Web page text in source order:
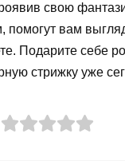
свою
помогут вам
Подарите себе
стрижку уже